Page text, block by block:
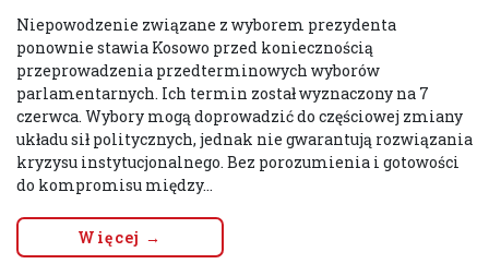
Niepowodzenie związane z wyborem prezydenta
ponownie stawia Kosowo przed koniecznością
przeprowadzenia przedterminowych wyborów
parlamentarnych. Ich termin został wyznaczony na 7
czerwca. Wybory mogą doprowadzić do częściowej zmiany
układu sił politycznych, jednak nie gwarantują rozwiązania
kryzysu instytucjonalnego. Bez porozumienia i gotowości
do kompromisu między...
Więcej →